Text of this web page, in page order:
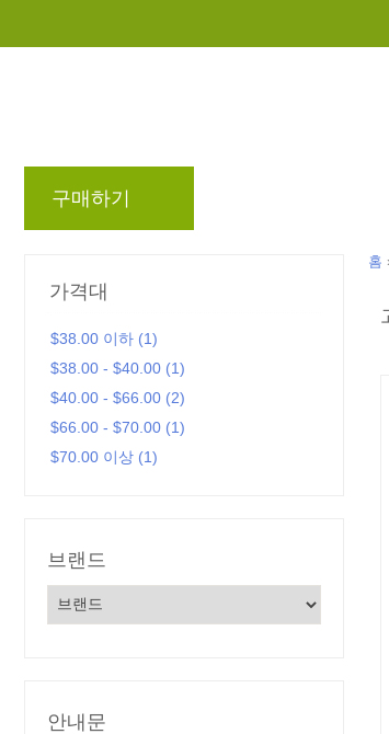
구매하기
가격대
$38.00 이하 (1)
$38.00 - $40.00 (1)
$40.00 - $66.00 (2)
$66.00 - $70.00 (1)
$70.00 이상 (1)
브랜드
안내문
홈